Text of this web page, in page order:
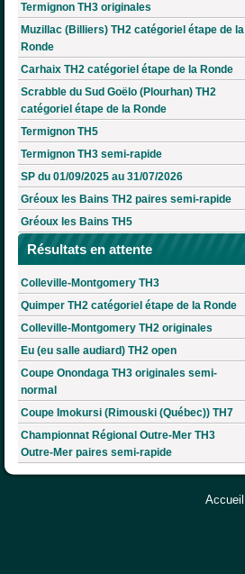
Termignon TH3 originales
Muzillac (Billiers) TH2 catégoriel étape de la
Ronde
Carhaix TH2 catégoriel étape de la Ronde
Scrabble du Sud Goëlo (Plourhan) TH2
catégoriel étape de la Ronde
Termignon TH5
Termignon TH3 semi-rapide
SP du 01/09/2025 au 31/07/2026
Gréoux les Bains TH2 paires semi-rapide
Gréoux les Bains TH5
Résultats en attente
Colleville-Montgomery TH3
Quimper TH2 catégoriel étape de la Ronde
Colleville-Montgomery TH2 originales
Eu (eu salle audiard) TH2 open
Coupe Onondaga TH3 originales semi-
normal
Coupe Imokursi (Rimouski (Québec)) TH7
Championnat Régional Outre-Mer TH3
Outre-Mer paires semi-rapide
Accueil